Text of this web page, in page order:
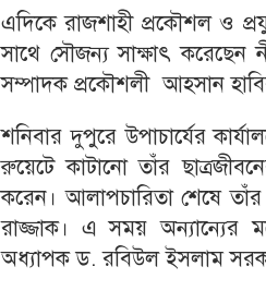
এদিকে রাজশাহী প্রকৌশল ও
সাথে সৌজন্য সাক্ষাৎ করেছেন
সম্পাদক প্রকৌশলী আহসান
শনিবার দুপুরে উপাচার্যের
রুয়েটে কাটানো তাঁর
করেন। আলাপচারিতা শেষে
রাজ্জাক। এ সময় অন্যান্যের
অধ্যাপক ড. রবিউল ইসলাম